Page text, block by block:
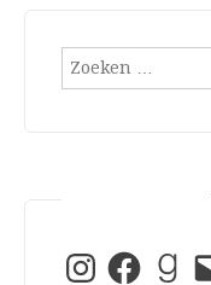
Zoeken
naar:
InstagramFacebook
E-